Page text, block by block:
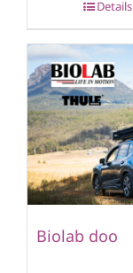
Details
Biolab doo